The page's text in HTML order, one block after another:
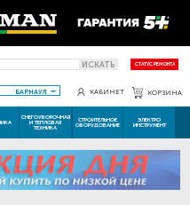
ИСКАТЬ СТАТУС РЕМОНТА
БАРНАУЛ КАБИНЕТ КОРЗИНА
СНЕГОУБОРОЧНАЯ
И ТЕПЛОВАЯ
ТЕХНИКА
СТРОИТЕЛЬНОЕ
ОБОРУДОВАНИЕ
ЭЛЕКТРО
ИНСТРУМЕНТ